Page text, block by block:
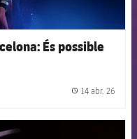
És possible
14 abr. 26
Barcelona badge